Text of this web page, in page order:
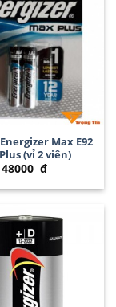
Max E92
(vỉ 2 viên)
48000 ₫